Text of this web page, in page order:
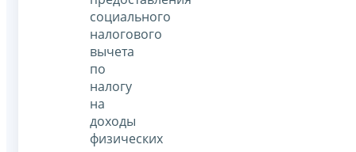
социального
налогового
вычета
по
налогу
на
доходы
физических